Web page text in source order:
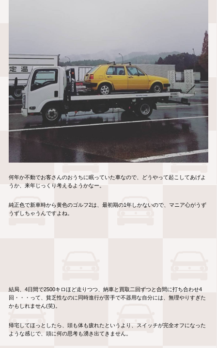
何年か不動でお客さんのおうちに眠っていた車なので、どうやって起こしてあげよ
うか、来年じっくり考えるようかなー。
純正色で新車時から黄色のゴルフ2は、最初期の1年しかないので、マニア心がうず
うずしちゃうんですよね。
結局、4日間で2500キロほど走りつつ、納車と買取二回ずつと合間に打ち合わせ4
回・・・って、貧乏性なのに同時進行が苦手で不器用な自分には、無理やりすぎた
かもしれません(笑)。
帰宅してほっとしたら、頭も体も疲れたというより、スイッチが完全オフになった
ような感じで、頭に何の思考も湧き出てきません。